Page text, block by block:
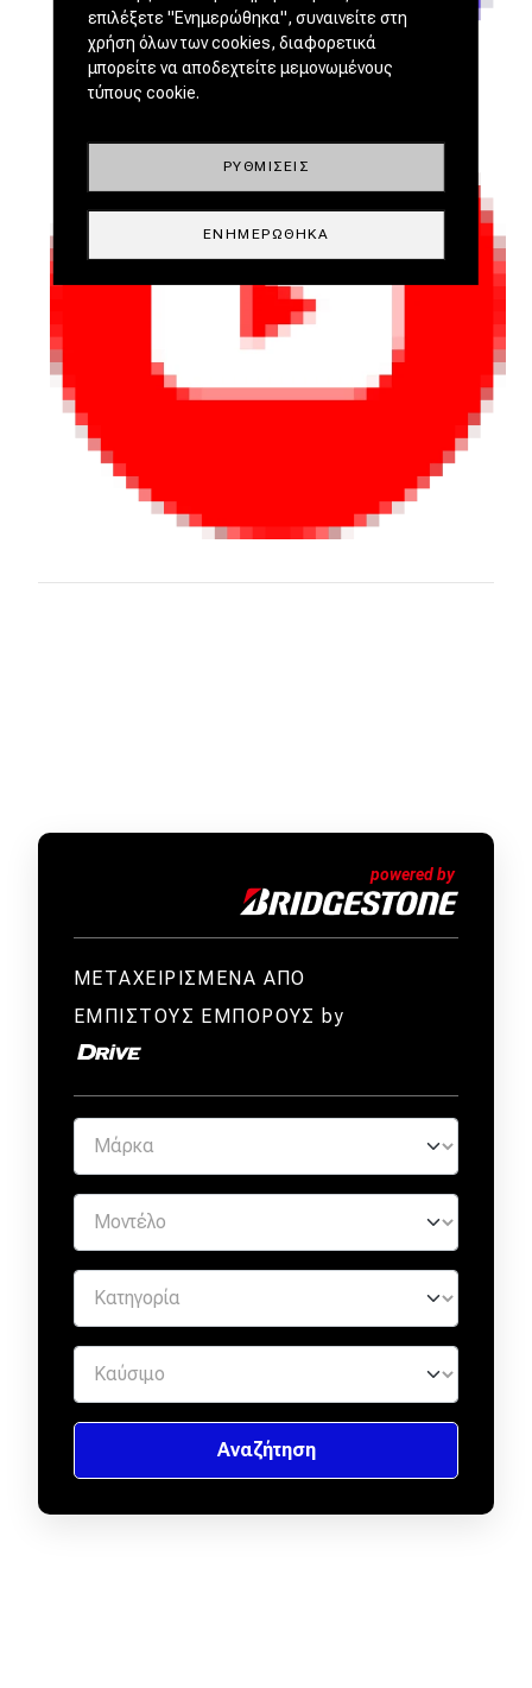
ΜΕΤΑΧΕΙΡΙΣΜΕΝΑ ΑΠΟ
ΕΜΠΙΣΤΟΥΣ ΕΜΠΟΡΟΥΣ by
επιλέξετε "Ενημερώθηκα", συναινείτε στη
χρήση όλων των cookies, διαφορετικά
μπορείτε να αποδεχτείτε μεμονωμένους
τύπους cookie.
ΡΥΘΜΊΣΕΙΣ
ΕΝΗΜΕΡΏΘΗΚΑ